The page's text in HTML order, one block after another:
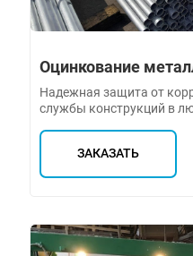
Оцинкование
Надежная защита от
службы конструкций в
ЗАКАЗАТЬ